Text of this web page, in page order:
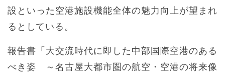
設といった空港施設機能全体の魅力向上が望まれ
るとしている。
報告書「大交流時代に即した中部国際空港のある
べき姿 ～名古屋大都市圏の航空・空港の将来像